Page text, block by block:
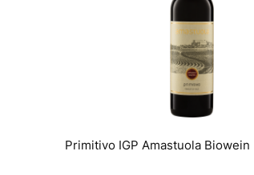
Primitivo IGP Amastuola Biowein